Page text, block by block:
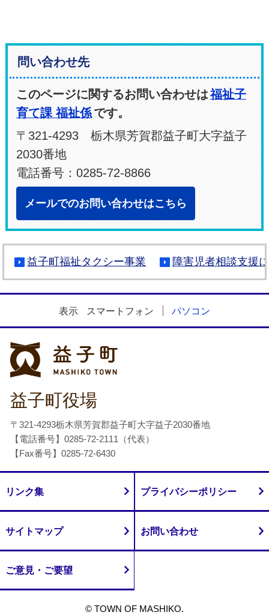
問い合わせ先
このページに関するお問い合わせは福祉子
育て課 福祉係です。
〒321-4293 栃木県芳賀郡益子町大字益子
2030番地
電話番号：0285-72-8866
メールでのお問い合わせはこちら
益子町福祉タクシー事業 障害児者相談支援
表示 スマートフォン パソコン
益子町役場
〒321-4293栃木県芳賀郡益子町大字益子2030番地
【電話番号】0285-72-2111（代表）
【Fax番号】0285-72-6430
リンク集 プライバシーポリシー
サイトマップ お問い合わせ
ご意見・ご要望
© TOWN OF MASHIKO.